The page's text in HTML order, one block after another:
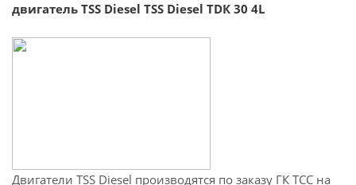
двигатель TSS Diesel TSS Diesel TDК 30 4L
Двигатели TSS Diesel производятся по заказу ГК ТСС на